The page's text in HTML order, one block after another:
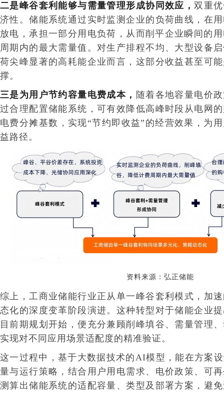
二是峰谷套利能够与需量管理形成协同效应 ，双重
济性。储能系统通过实时监测企业的负荷曲线，在
放电，承担一部分用电负荷，从而‍削平企业瞬间的
周期内的最大需量值。对生产排程不均、大型设备
荷尖峰显著的高耗能企业而言，这部分收益甚至可
撑。
三是为用户节约容量电费成本 ， 随着各地容量电价
过合理配置储能系统，可有效降低高峰时段从电网
电费分摊基数，实现“节约即收益”的经营效果，为
益路径。
资料来源：弘正储能
综上，工商业储能行业正从单一峰谷套利模式，加
态化的深度变革阶段演进。这种转型对于储能企业
目前期规划开始，便充分兼顾削峰填谷、需量管理
实现对不同应用场景适配度的精准验证。
这一过程中，基于大数据技术的AI模型，能在方案
量与运行策略，结合用户用电需求、电价政策、可
测算出储能系统的适配容量、类型及部署方案，避